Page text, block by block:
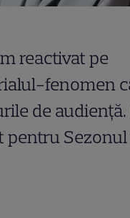
reactivat pe
fenomen
de audiență.
pentru Sezonul